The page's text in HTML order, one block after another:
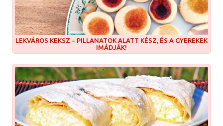
LEKVÁROS KEKSZ – PILLANATOK ALATT KÉSZ, ÉS A GYEREKEK
IMÁDJÁK!